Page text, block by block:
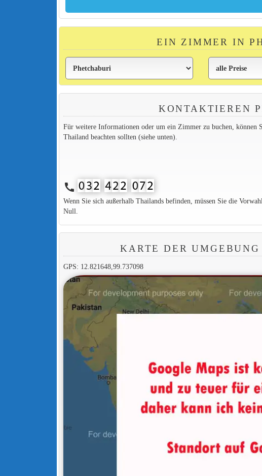
EIN ZIMMER IN
KONTAKTIEREN
Für weitere Informationen oder um ein Zimmer zu buchen,
Thailand beachten sollten (siehe unten).
call
Wenn Sie sich außerhalb Thailands befinden, müssen Sie die
Null.
KARTE DER
GPS: 12.821648,99.737098